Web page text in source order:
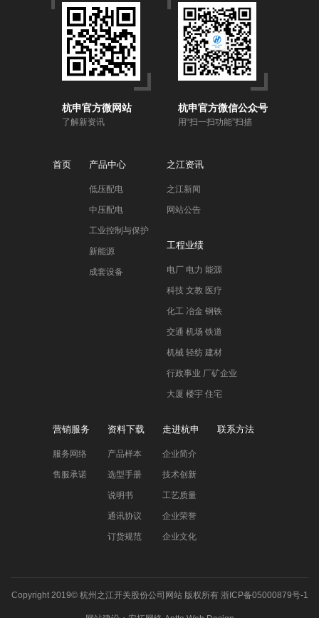
杭申官方微网站
了解新资讯
杭申官方微信公众号
用“扫一扫功能”扫描
首页 产品中心
低压配电
中压配电
工业控制与保护
新能源
成套设备
之江资讯
之江新闻
网站公告
工程业绩
电厂 电力 能源
科技 文教 医疗
化工 冶金 钢铁
交通 机场 铁道
机械 轻纺 建材
行政事业 厂矿企业
大厦 楼宇 住宅
营销服务
服务网络
售服承诺
资料下载
产品样本
选型手册
说明书
通讯协议
订货规范
走进杭申
企业简介
技术创新
工艺质量
企业荣誉
企业文化
联系方法
Copyright 2019© 杭州之江开关股份公司网站版权所有 浙ICP备05000879号-1